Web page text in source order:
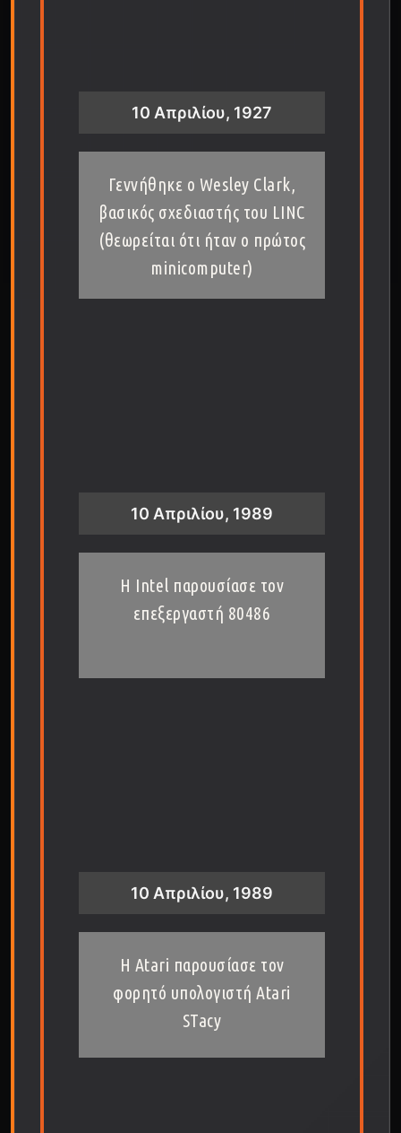
10 Απριλίου, 1927
Γεννήθηκε ο Wesley Clark,
βασικός σχεδιαστής του LINC
(θεωρείται ότι ήταν ο πρώτος
minicomputer)
10 Απριλίου, 1989
Η Intel παρουσίασε τον
επεξεργαστή 80486
10 Απριλίου, 1989
Η Atari παρουσίασε τον
φορητό υπολογιστή Atari
STacy